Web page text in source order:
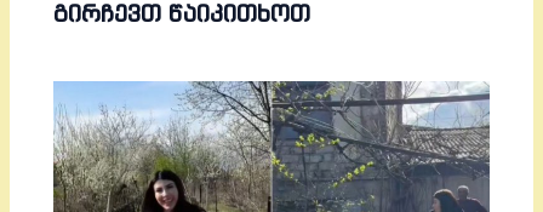
ᲒᲘᲠᲩᲔᲕᲗ ᲬᲐᲘᲙᲘᲗᲮᲝᲗ